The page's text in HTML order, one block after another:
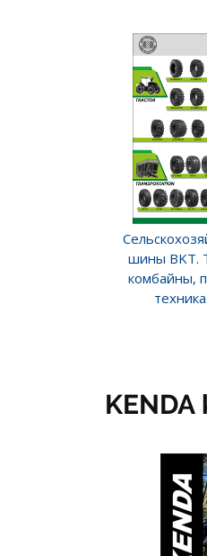
шины BKT.
комбайны,